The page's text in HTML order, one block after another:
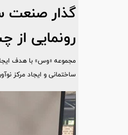
گذار صنعت
رونمایی از
مجموعه «وس» با هدف
ساختمانی و ایجاد مرکز